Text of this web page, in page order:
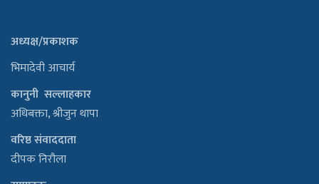
अध्यक्ष/प्रकाशक
भिमादेवी आचार्य
कानुनी सल्लाहकार
अधिबक्ता, श्रीजुन थापा
वरिष्ठ संवाददाता
दीपक निरौला